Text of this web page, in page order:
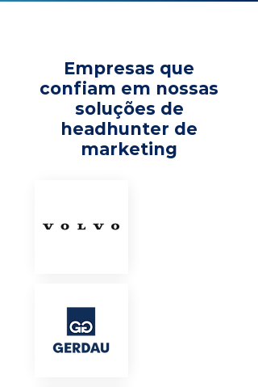
Empresas que
confiam em nossas
soluções de
headhunter de
marketing